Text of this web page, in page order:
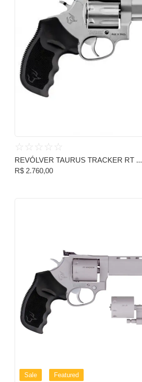
☆ ☆ ☆ ☆ ☆
REVÓLVER TAURUS TRACKER RT ...
R$ 2.760,00
Sale Featured